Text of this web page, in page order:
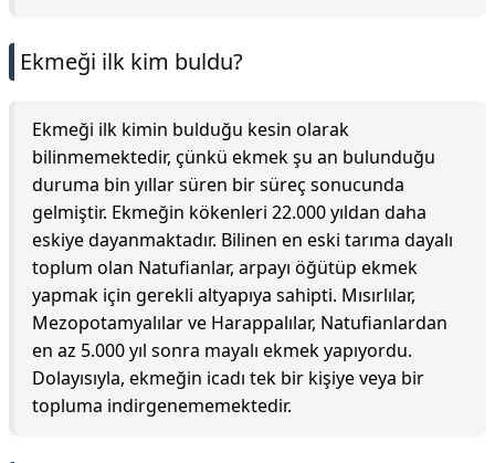
Ekmeği ilk kim buldu?
Ekmeği ilk kimin bulduğu kesin olarak
bilinmemektedir, çünkü ekmek şu an bulunduğu
duruma bin yıllar süren bir süreç sonucunda
gelmiştir. Ekmeğin kökenleri 22.000 yıldan daha
eskiye dayanmaktadır. Bilinen en eski tarıma dayalı
toplum olan Natufianlar, arpayı öğütüp ekmek
yapmak için gerekli altyapıya sahipti. Mısırlılar,
Mezopotamyalılar ve Harappalılar, Natufianlardan
en az 5.000 yıl sonra mayalı ekmek yapıyordu.
Dolayısıyla, ekmeğin icadı tek bir kişiye veya bir
topluma indirgenememektedir.